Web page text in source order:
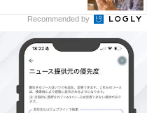
Recommended by